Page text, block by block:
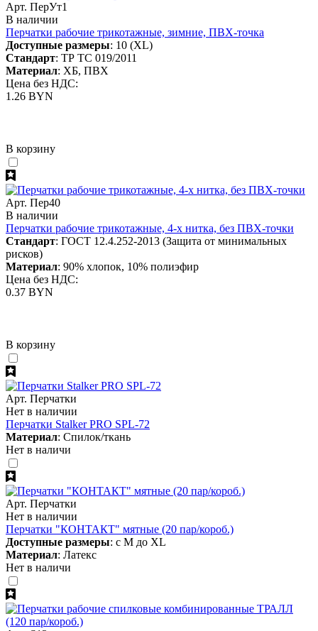
Арт. ПерУт1
В наличии
Перчатки рабочие трикотажные, зимние, ПВХ-точка
Доступные размеры: 10 (XL)
Стандарт: ТР ТС 019/2011
Материал: ХБ, ПВХ
Цена без НДС:
1.26 BYN
В корзину
Арт. Пер40
В наличии
Перчатки рабочие трикотажные, 4-х нитка, без ПВХ-точки
Стандарт: ГОСТ 12.4.252-2013 (Защита от минимальных
рисков)
Материал: 90% хлопок, 10% полиэфир
Цена без НДС:
0.37 BYN
В корзину
Арт. Перчатки
Нет в наличии
Перчатки Stalker PRO SPL-72
Материал: Спилок/ткань
Нет в наличи
Арт. Перчатки
Нет в наличии
Перчатки "КОНТАКТ" мятные (20 пар/короб.)
Доступные размеры: с M до XL
Материал: Латекс
Нет в наличи